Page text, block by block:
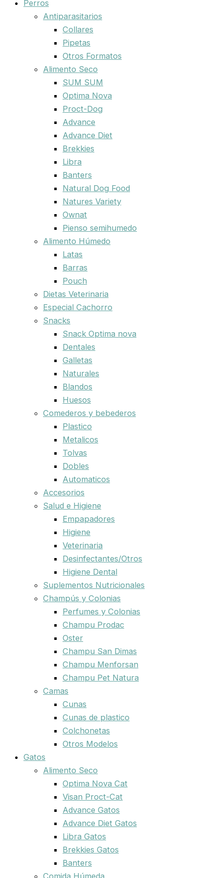
Perros
Antiparasitarios
Collares
Pipetas
Otros Formatos
Alimento Seco
SUM SUM
Optima Nova
Proct-Dog
Advance
Advance Diet
Brekkies
Libra
Banters
Natural Dog Food
Natures Variety
Ownat
Pienso semihumedo
Alimento Húmedo
Latas
Barras
Pouch
Dietas Veterinaria
Especial Cachorro
Snacks
Snack Optima nova
Dentales
Galletas
Naturales
Blandos
Huesos
Comederos y bebederos
Plastico
Metalicos
Tolvas
Dobles
Automaticos
Accesorios
Salud e Higiene
Empapadores
Higiene
Veterinaria
Desinfectantes/Otros
Higiene Dental
Suplementos Nutricionales
Champús y Colonias
Perfumes y Colonias
Champu Prodac
Oster
Champu San Dimas
Champu Menforsan
Champu Pet Natura
Camas
Cunas
Cunas de plastico
Colchonetas
Otros Modelos
Gatos
Alimento Seco
Optima Nova Cat
Visan Proct-Cat
Advance Gatos
Advance Diet Gatos
Libra Gatos
Brekkies Gatos
Banters